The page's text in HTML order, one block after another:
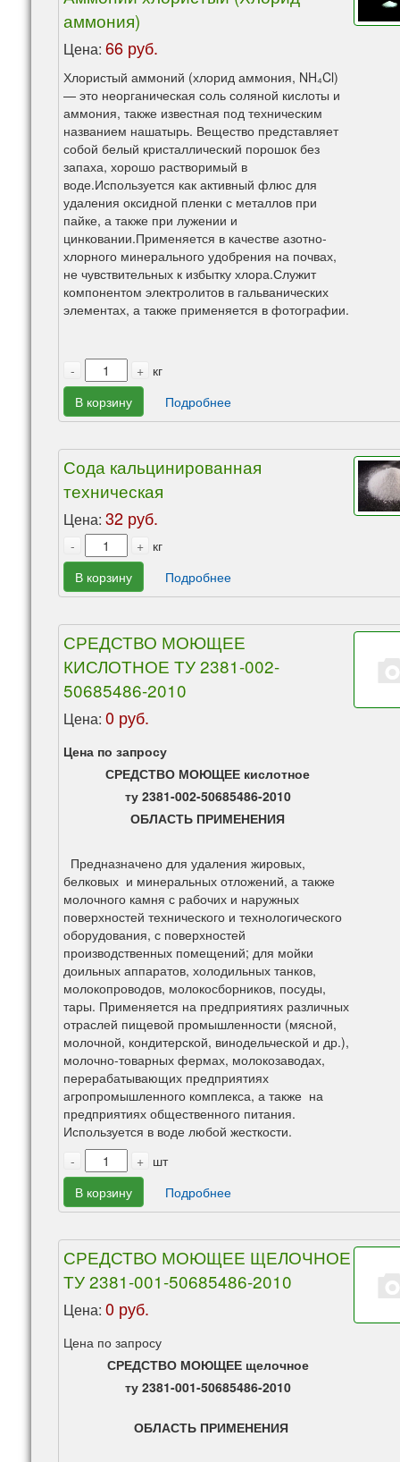
аммония)
Цена: 66 руб.
Хлористый аммоний (хлорид аммония, NH₄Cl)
— это неорганическая соль соляной кислоты и
аммония, также известная под техническим
названием нашатырь. Вещество представляет
собой белый кристаллический порошок без
запаха, хорошо растворимый в
воде.Используется как активный флюс для
удаления оксидной пленки с металлов при
пайке, а также при лужении и
цинковании.Применяется в качестве азотно-
хлорного минерального удобрения на почвах,
не чувствительных к избытку хлора.Служит
компонентом электролитов в гальванических
элементах, а также применяется в фотографии.
- + кг
В корзину
Подробнее
Сода кальцинированная
техническая
Цена: 32 руб.
- + кг
В корзину
Подробнее
СРЕДСТВО МОЮЩЕЕ
КИСЛОТНОЕ ТУ 2381-002-
50685486-2010
Цена: 0 руб.
Цена по запросу
СРЕДСТВО МОЮЩЕЕ кислотное
ту 2381-002-50685486-2010
ОБЛАСТЬ ПРИМЕНЕНИЯ
Предназначено для удаления жировых,
белковых и минеральных отложений, а также
молочного камня с рабочих и наружных
поверхностей технического и технологического
оборудования, с поверхностей
производственных помещений; для мойки
доильных аппаратов, холодильных танков,
молокопроводов, молокосборников, посуды,
тары. Применяется на предприятиях различных
отраслей пищевой промышленности (мясной,
молочной, кондитерской, винодельческой и др.),
молочно-товарных фермах, молокозаводах,
перерабатывающих предприятиях
агропромышленного комплекса, а также на
предприятиях общественного питания.
Используется в воде любой жесткости.
-
+ шт
В корзину
Подробнее
СРЕДСТВО МОЮЩЕЕ ЩЕЛОЧНОЕ
ТУ 2381-001-50685486-2010
Цена: 0 руб.
Цена по запросу
СРЕДСТВО МОЮЩЕЕ щелочное
ту 2381-001-50685486-2010
ОБЛАСТЬ ПРИМЕНЕНИЯ